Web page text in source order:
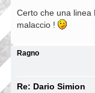
Certo che una linea
malaccio !
Ragno
Re: Dario Simion